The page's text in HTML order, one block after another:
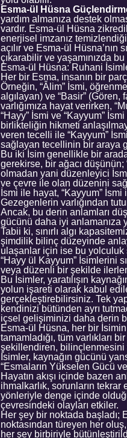
Esma-ül Hüsna
yardım almanıza destek
vardır. Esma-ül Hüsna
enerjisel imzanız
açılır ve Esma-ül
çıkarabilir ve yaşamınızda
Esma-ül Hüsna: Ruhani
Her bir Esma, insanın bir
Örneğin, “Âlim” İsmi,
algılayan) ve “Basir”
varlığımıza hayat verirken,
“Hayy” İsmi ve “Kayyum”
birlikteliğin hikmeti
veren tecelli ile “Kayyum”
sağlayan tecellinin bir araya
Bu iki İsim genellikle bir
gerekirse, bir ağacı düşünün;
olmadan yani düzenleyici
ve çevre ile olan düzenini
İsmi ile hayat, “Kayyum”
Gezegenlerin varlığından
Ancak, bu derin anlamları
gücünü daha iyi anlamanıza
Tabii ki, sınırlı algı
şimdilik bilinç düzeyinde
ulaşanlar için ise bu yolculuk
“Hayy ül Kayyum” İsimlerini
veya düzenli bir şekilde
Bu İsimler, yaratılışın
yolun işareti olarak kabul
gerçekleştirebilirsiniz. Tek
kendinizi bütünden ayrı
içsel gelişiminizi daha derin
Esma-ül Hüsna, her bir
tamamladığı, tüm varlıkları
şekillendiren, bilinçlenmesini
İsimler, kaynağın gücünü
“Esmaların Yükselen Gücü
Hayatın akışı içinde bazen
ihmalkarlık, sorunların
yönleriyle denge içinde
çevresindeki olayları etkiler.
Her şey bir noktada başladı;
noktasından türeyen her
her şey birbiriyle